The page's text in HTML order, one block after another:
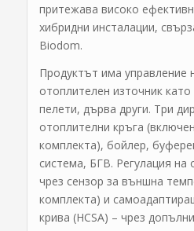
притежава високо
хибридни инсталации,
Biodom.
Продуктът има управление
отоплителен източник
пелети, дърва други. Три
отоплителни кръга
комплекта), бойлер,
система, БГВ. Регулация на
чрез сензор за външна
комплекта) и
крива (HCSA) – чрез